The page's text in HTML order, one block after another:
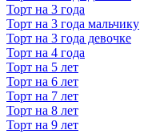
Торт на 3 года
Торт на 3 года мальчику
Торт на 3 года девочке
Торт на 4 года
Торт на 5 лет
Торт на 6 лет
Торт на 7 лет
Торт на 8 лет
Торт на 9 лет